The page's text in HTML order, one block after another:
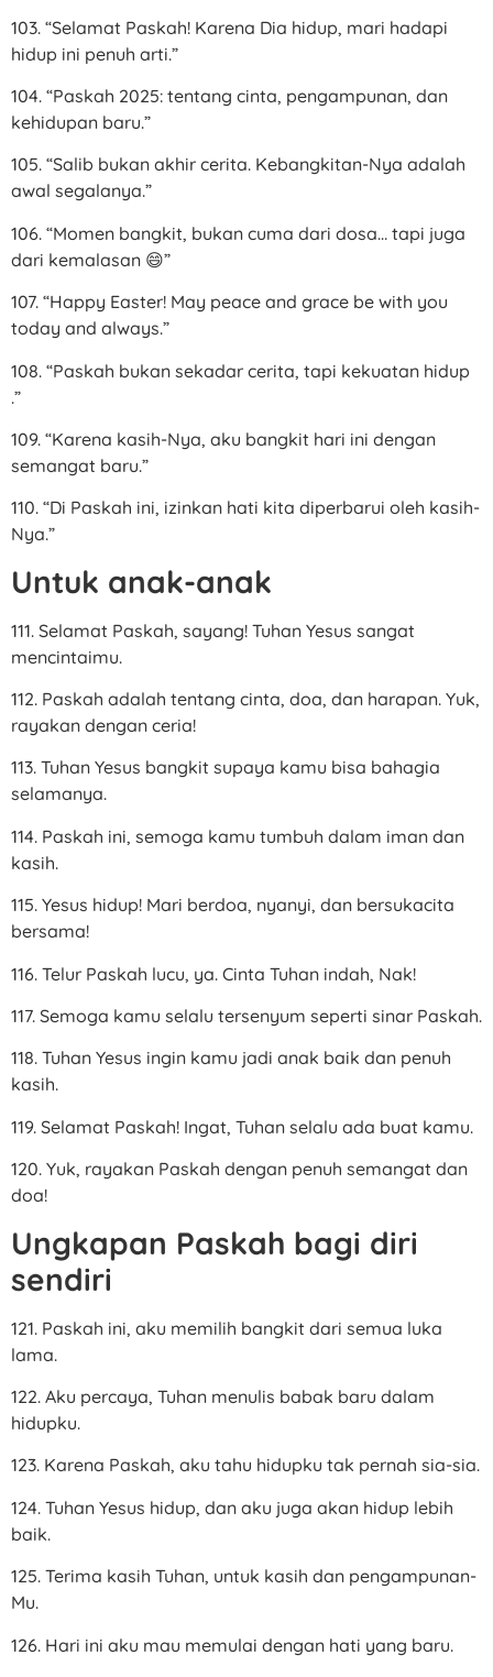
103. “Selamat Paskah! Karena Dia hidup, mari hadapi
hidup ini penuh arti.”
104. “Paskah 2025: tentang cinta, pengampunan, dan
kehidupan baru.”
105. “Salib bukan akhir cerita. Kebangkitan-Nya adalah
awal segalanya.”
106. “Momen bangkit, bukan cuma dari dosa… tapi juga
dari kemalasan 😄”
107. “Happy Easter! May peace and grace be with you
today and always.”
108. “Paskah bukan sekadar cerita, tapi kekuatan hidup
.”
109. “Karena kasih-Nya, aku bangkit hari ini dengan
semangat baru.”
110. “Di Paskah ini, izinkan hati kita diperbarui oleh kasih-
Nya.”
Untuk anak-anak
111. Selamat Paskah, sayang! Tuhan Yesus sangat
mencintaimu.
112. Paskah adalah tentang cinta, doa, dan harapan. Yuk,
rayakan dengan ceria!
113. Tuhan Yesus bangkit supaya kamu bisa bahagia
selamanya.
114. Paskah ini, semoga kamu tumbuh dalam iman dan
kasih.
115. Yesus hidup! Mari berdoa, nyanyi, dan bersukacita
bersama!
116. Telur Paskah lucu, ya. Cinta Tuhan indah, Nak!
117. Semoga kamu selalu tersenyum seperti sinar Paskah.
118. Tuhan Yesus ingin kamu jadi anak baik dan penuh
kasih.
119. Selamat Paskah! Ingat, Tuhan selalu ada buat kamu.
120. Yuk, rayakan Paskah dengan penuh semangat dan
doa!
Ungkapan Paskah bagi diri
sendiri
121. Paskah ini, aku memilih bangkit dari semua luka
lama.
122. Aku percaya, Tuhan menulis babak baru dalam
hidupku.
123. Karena Paskah, aku tahu hidupku tak pernah sia-sia.
124. Tuhan Yesus hidup, dan aku juga akan hidup lebih
baik.
125. Terima kasih Tuhan, untuk kasih dan pengampunan-
Mu.
126. Hari ini aku mau memulai dengan hati yang baru.